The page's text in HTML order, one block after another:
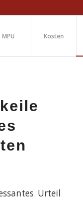
MPU Kosten
Urteil